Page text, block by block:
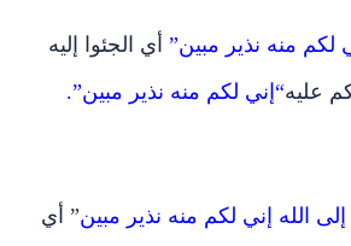
لكم منه نذير مبين” أي الجئوا إليه
عليه“إني لكم منه نذير مبين”.
الله إني لكم منه نذير مبين” أي